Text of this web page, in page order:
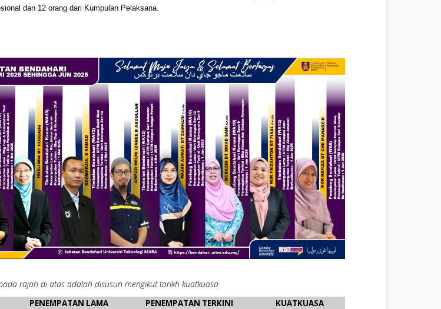
dan 12 orang dari Kumpulan Pelaksana.
rajah di atas adalah disusun mengikut tarikh kuatkuasa
PENEMPATAN LAMA PENEMPATAN TERKINI
KUATKUASA